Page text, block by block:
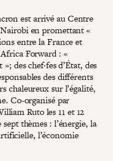
est arrivé au Centre
en promettant «
entre la France et
Forward : «
des chef·fes d’État, des
des différents
chaleureux sur l’égalité,
Co-organisé par
Ruto les 11 et 12
thèmes : l’énergie, la
l’économie